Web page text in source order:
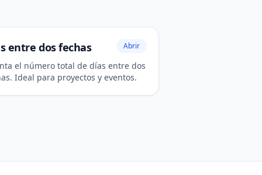
entre dos fechas Abrir
el número total de días entre dos
Ideal para proyectos y eventos.